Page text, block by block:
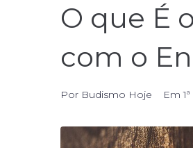
O que É
com o
Por Budismo Hoje Em